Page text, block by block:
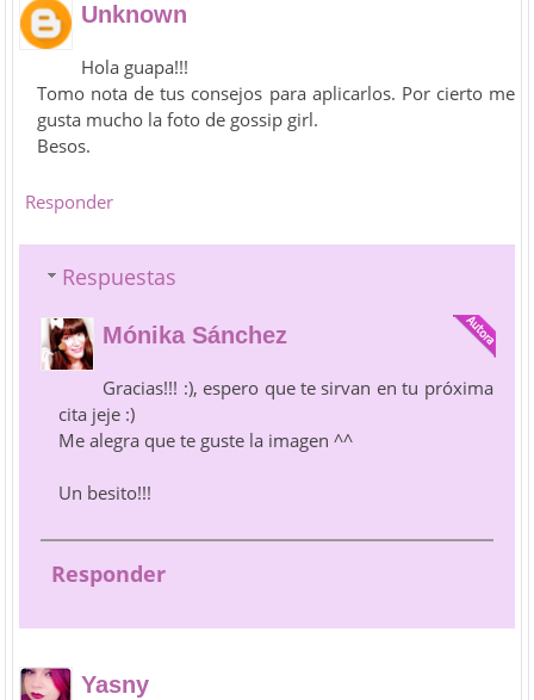
Unknown
Hola guapa!!!
Tomo nota de tus consejos para aplicarlos. Por cierto me
gusta mucho la foto de gossip girl.
Besos.
Responder
Respuestas
Mónika Sánchez
Gracias!!! :), espero que te sirvan en tu próxima
cita jeje :)
Me alegra que te guste la imagen ^^
Un besito!!!
Responder
Yasny